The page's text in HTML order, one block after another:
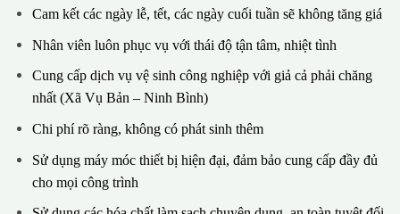
Cam kết các ngày lễ, tết, các ngày cuối tuần sẽ không tăng giá
Nhân viên luôn phục vụ với thái độ tận tâm, nhiệt tình
Cung cấp dịch vụ vệ sinh công nghiệp với giả cả phải chăng
nhất (Xã Vụ Bản – Ninh Bình)
Chi phí rõ ràng, không có phát sinh thêm
Sử dụng máy móc thiết bị hiện đại, đảm bảo cung cấp đầy đủ
cho mọi công trình